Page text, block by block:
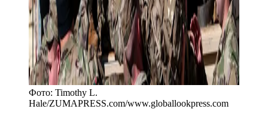
Фото: Timothy L.
Hale/ZUMAPRESS.com/www.globallookpress.com